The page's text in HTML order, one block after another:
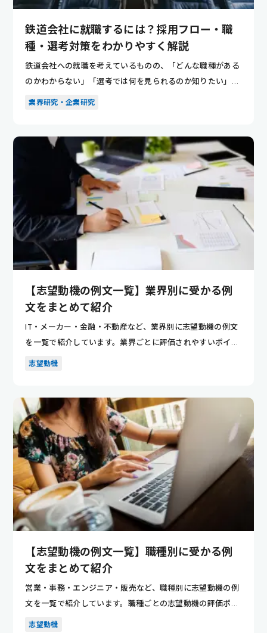
鉄道会社に就職するには？採用フロー・職
種・選考対策をわかりやすく解説
鉄道会社への就職を考えているものの、「どんな職種がある
のかわからない」「選考では何を見られるのか知りたい」と
悩んでいませ...
業界研究・企業研究
【志望動機の例文一覧】業界別に受かる例
文をまとめて紹介
IT・メーカー・金融・不動産など、業界別に志望動機の例文
を一覧で紹介しています。業界ごとに評価されやすいポイン
トが分かり...
志望動機
【志望動機の例文一覧】職種別に受かる例
文をまとめて紹介
営業・事務・エンジニア・販売など、職種別に志望動機の例
文を一覧で紹介しています。職種ごとの志望動機の評価ポイ
ントが分かり...
志望動機